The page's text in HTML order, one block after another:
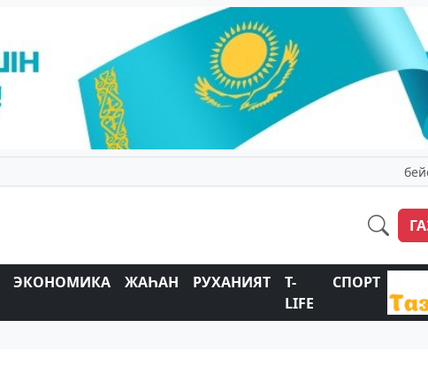
ЭКОНОМИКА ЖАҺАН РУХАНИЯТ
T-
LIFE
СПОРТ